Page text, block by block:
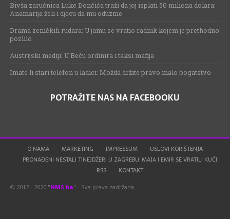
Bivša zaručnica Luke Dončića traži da joj isplati 50 miliona dolara:
Anamarija želi i djecu da mu oduzme
Drama zeničkih rudara: U jamu se vratio radnik kojem je prethodno
pozlilo
Austrijski mediji: U Beču ordinira i taksi mafija
Imate li stari telefon u ladici: Možda držite pravo malo bogatstvo
POTRAŽITE NAS NA FACEBOOKU
O NAMA MARKETING IMPRESSUM
USLOVI KORIŠTENJA
PRONAĐENI NESTALI TINEJDŽERI U ZAGREBU: MAJA I EMIR SE VRATILI KUĆI
RSS
KONTAKT
© 2012 - 2020 "NMS.ba" - Sva prava zadržana.